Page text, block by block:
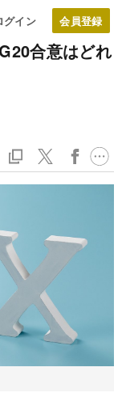
グイン
合意はどれ